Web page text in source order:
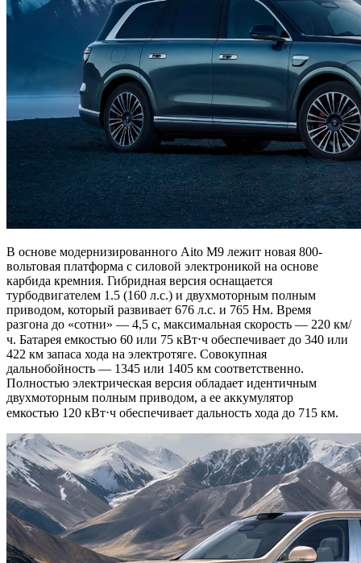
В основе модернизированного Aito M9 лежит новая 800-
вольтовая платформа с силовой электроникой на основе
карбида кремния. Гибридная версия оснащается
турбодвигателем 1.5 (160 л.с.) и двухмоторным полным
приводом, который развивает 676 л.с. и 765 Нм. Время
разгона до «сотни» — 4,5 с, максимальная скорость — 220 км/
ч. Батарея емкостью 60 или 75 кВт⋅ч обеспечивает до 340 или
422 км запаса хода на электротяге. Совокупная
дальнобойность — 1345 или 1405 км соответственно.
Полностью электрическая версия обладает идентичным
двухмоторным полным приводом, а ее аккумулятор
емкостью 120 кВт⋅ч обеспечивает дальность хода до 715 км.